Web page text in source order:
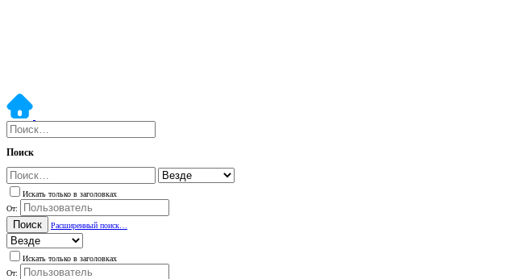
Поиск
Искать только в заголовках
От:
Поиск Расширенный поиск…
Искать только в заголовках
От: